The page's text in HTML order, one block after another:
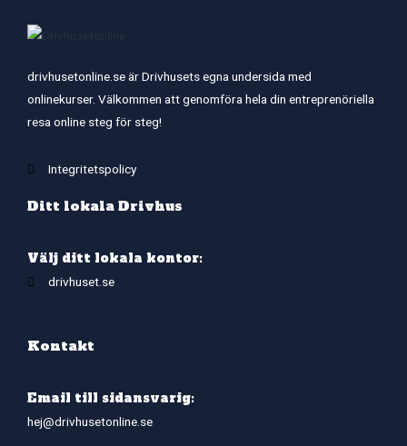
drivhusetonline.se är Drivhusets egna undersida med
onlinekurser. Välkommen att genomföra hela din entreprenöriella
resa online steg för steg!
Integritetspolicy
Ditt lokala Drivhus
Välj ditt lokala kontor:
drivhuset.se
Kontakt
Email till sidansvarig:
hej@drivhusetonline.se